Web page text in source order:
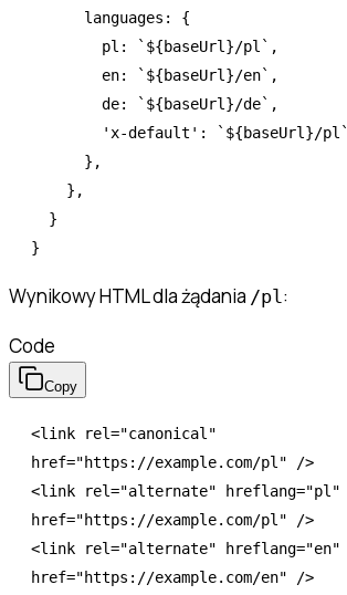
      languages
:
{
        pl
: ` ${baseUrl }/pl` ,
        en
: ` ${baseUrl }/en` ,
        de
: ` ${baseUrl }/de` ,
        'x-default'
: ` ${baseUrl }/pl`
      }
,
    }
,
  }
}
Wynikowy HTML dla żądania /pl :
Code
Copy
<link rel="canonical"
href="https://example.com/pl" />
<link rel="alternate" hreflang="pl"
href="https://example.com/pl" />
<link rel="alternate" hreflang="en"
href="https://example.com/en" />